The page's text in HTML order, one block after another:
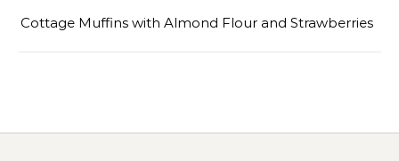
Cottage Muffins with Almond Flour and Strawberries